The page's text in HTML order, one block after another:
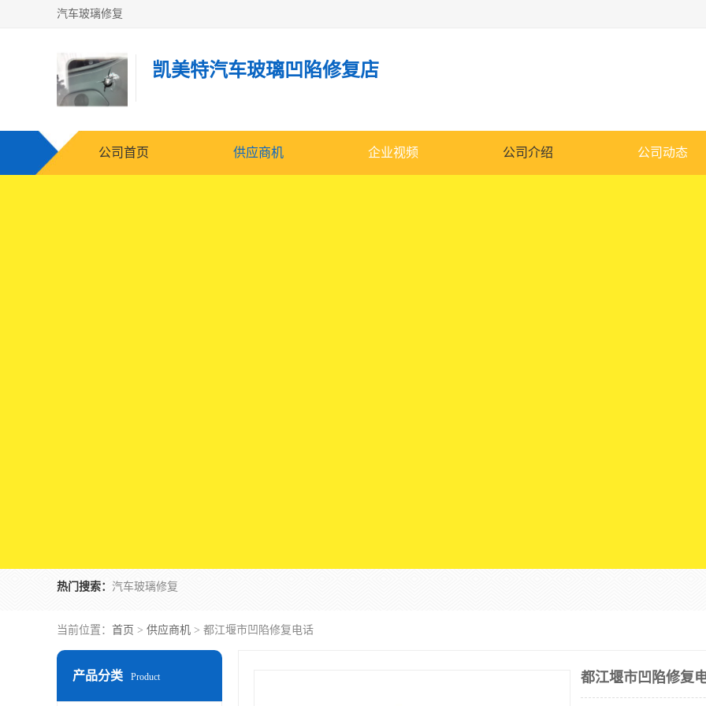
汽车玻璃修复
凯美特汽车玻璃凹陷修复店
公司首页 供应商机 企业视频 公司介绍 公司动态
热门搜索： 汽车玻璃修复
当前位置： 首页 > 供应商机 > 都江堰市凹陷修复电话
产品分类 Product 都江堰市凹陷修复